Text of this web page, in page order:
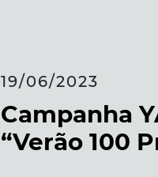
19/06/2023
Campanha
“Verão 100